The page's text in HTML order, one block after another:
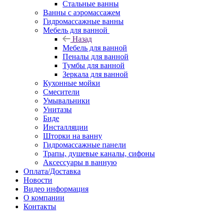
Стальные ванны
Ванны с аэромассажем
Гидромассажные ванны
Мебель для ванной
Назад
Мебель для ванной
Пеналы для ванной
Тумбы для ванной
Зеркала для ванной
Кухонные мойки
Смесители
Умывальники
Унитазы
Биде
Инсталляции
Шторки на ванну
Гидромассажные панели
Трапы, душевые каналы, сифоны
Аксессуары в ванную
Оплата/Доставка
Новости
Видео информация
О компании
Контакты